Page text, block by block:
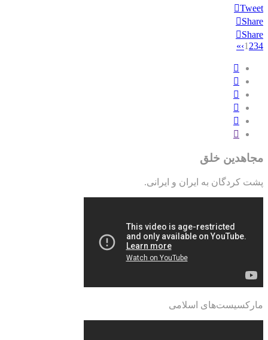
Tweet
Share
Share
1 234
›
»
مجاهدین خلق
پشت کردگان به ایران و ایرانی.
مارکسیست‌های اسلامی